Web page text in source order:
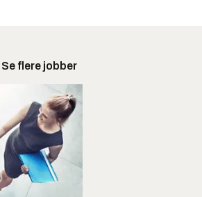
Se flere jobber